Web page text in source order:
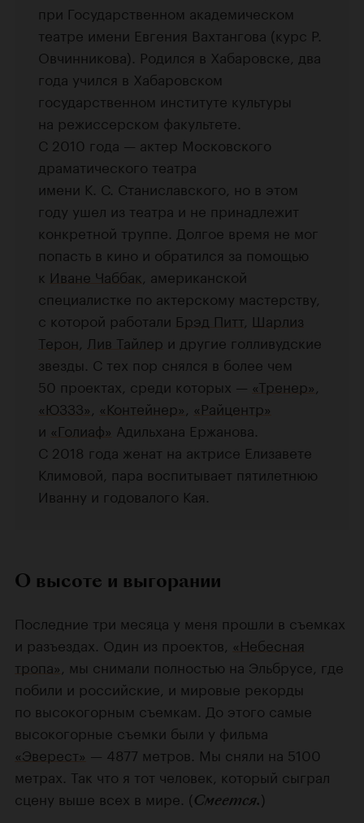
при Государственном академическом
театре имени Евгения Вахтангова (курс Р.
Овчинникова). Родился в Хабаровске, два
года учился в Хабаровском
государственном институте культуры
на режиссерском факультете.
С 2010 года — актер Московского
драматического театра
имени К. С. Станиславского, но в этом
году ушел из театра и не принадлежит
конкретной труппе. Долгое время не мог
попасть в кино и обратился за помощью
к Иване Чаббак , американской
специалистке по актерскому мастерству,
с которой работали Брэд Питт Шарлиз
Терон Лив Тайлер и другие голливудские
звезды. С тех пор снялся в более чем
50 проектах, среди которых — «Тренер»
«ЮЗЗЗ» «Контейнер» «Райцентр»
и «Голиаф» Адильхана Ержанова.
С 2018 года женат на актрисе Елизавете
Климовой, пара воспитывает пятилетнюю
Иванну и годовалого Кая.
О высоте и выгорании
Последние три месяца у меня прошли в съемках
и разъездах. Один из проектов, «Небесная
тропа» , мы снимали полностью на Эльбрусе, где
побили и российские, и мировые рекорды
по высокогорным съемкам. До этого самые
высокогорные съемки были у фильма
«Эверест» — 4877 метров. Мы сняли на 5100
метрах. Так что я тот человек, который сыграл
сцену выше всех в мире. (Смеется.)